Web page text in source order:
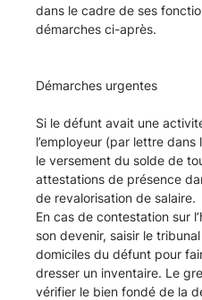
dans le cadre de ses
démarches ci-après.
Démarches urgentes
Si le défunt avait une
l’employeur (par lettre
le versement du solde de
attestations de présence
de revalorisation de salaire.
En cas de contestation sur
son devenir, saisir le
domiciles du défunt pour
dresser un inventaire. Le
vérifier le bien fondé de la